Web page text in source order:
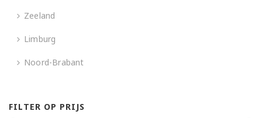
Zeeland
Limburg
Noord-Brabant
FILTER OP PRIJS